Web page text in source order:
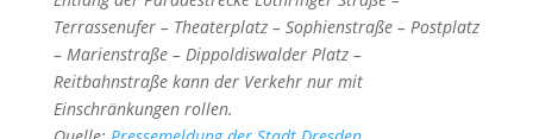
Terrassenufer – Theaterplatz – Sophienstraße – Postplatz
– Marienstraße – Dippoldiswalder Platz –
Reitbahnstraße kann der Verkehr nur mit
Einschränkungen rollen.